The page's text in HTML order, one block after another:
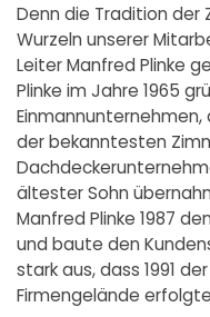
Denn die Tradition der
Wurzeln unserer
Leiter Manfred Plinke
Plinke im Jahre 1965
Einmannunternehmen,
der bekanntesten
ältester Sohn
Manfred Plinke 1987
und baute den
stark aus, dass 1991
Firmengelände